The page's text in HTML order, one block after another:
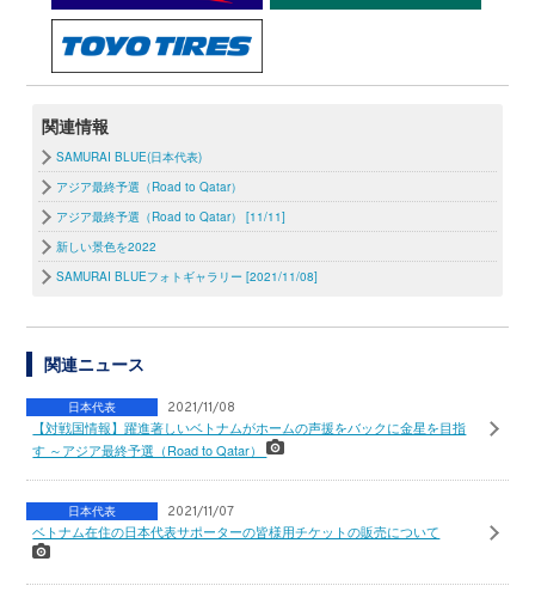
関連情報
SAMURAI BLUE(日本代表)
アジア最終予選（Road to Qatar）
アジア最終予選（Road to Qatar） [11/11]
新しい景色を2022
SAMURAI BLUEフォトギャラリー [2021/11/08]
関連ニュース
日本代表 2021/11/08
【対戦国情報】躍進著しいベトナムがホームの声援をバックに金星を目指
す ～アジア最終予選（Road to Qatar）
日本代表 2021/11/07
ベトナム在住の日本代表サポーターの皆様用チケットの販売について